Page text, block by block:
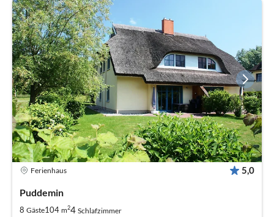
Ferienhaus 5,0
Puddemin
8 Gäste104 m24 Schlafzimmer